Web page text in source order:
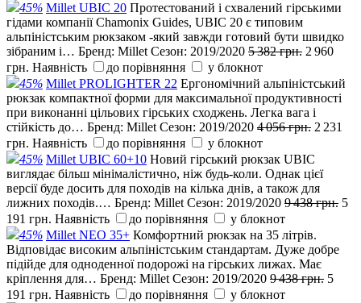
45% Millet UBIC 20 Протестований і схвалений гірськими
гідами компанії Chamonix Guides, UBIC 20 є типовим
альпіністським рюкзаком -який завжди готовий бути швидко
зібраним і… Бренд: Millet Сезон: 2019/2020 5 382 грн. 2 960
грн. Наявність до порівняння
у блокнот
45% Millet PROLIGHTER 22 Ергономічний альпіністський
рюкзак компактної форми для максимальної продуктивності
при виконанні цільових гірських сходжень. Легка вага і
стійкість до… Бренд: Millet Сезон: 2019/2020 4 056 грн. 2 231
грн. Наявність до порівняння
у блокнот
45% Millet UBIC 60+10 Новий гірський рюкзак UBIC
виглядає більш мінімалістично, ніж будь-коли. Однак цієї
версії буде досить для походів на кілька днів, а також для
лижних походів.… Бренд: Millet Сезон: 2019/2020 9 438 грн. 5
191 грн. Наявність до порівняння
у блокнот
45% Millet NEO 35+ Комфортний рюкзак на 35 літрів.
Відповідає високим альпіністським стандартам. Дуже добре
підійде для одноденної подорожі на гірських лижах. Має
кріплення для… Бренд: Millet Сезон: 2019/2020 9 438 грн. 5
191 грн. Наявність до порівняння
у блокнот